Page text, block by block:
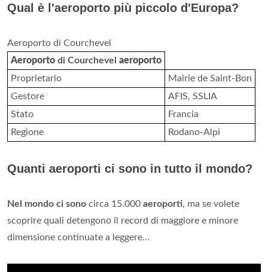
Qual è l'aeroporto più piccolo d'Europa?
Aeroporto di Courchevel
Aeroporto di Courchevel aeroporto
Proprietario
Mairie de Saint-Bon
Gestore
AFIS, SSLIA
Stato
Francia
Regione
Rodano-Alpi
Quanti aeroporti ci sono in tutto il mondo?
Nel mondo ci sono circa 15.000 aeroporti, ma se volete
scoprire quali detengono il record di maggiore e minore
dimensione continuate a leggere…